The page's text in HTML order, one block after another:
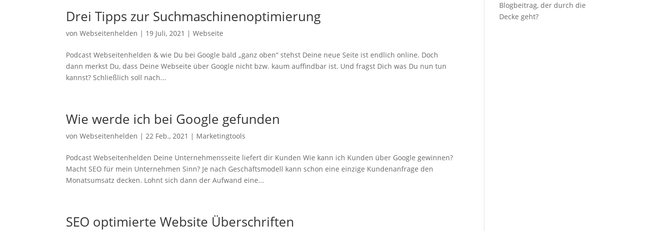
Drei Tipps zur Suchmaschinenoptimierung
vonWebseitenhelden | 19 Juli, 2021 |Webseite
Podcast Webseitenhelden & wie Du bei Google bald „ganz oben“ stehst Deine neue Seite ist endlich online. Doch
dann merkst Du, dass Deine Webseite über Google nicht bzw. kaum auffindbar ist. Und fragst Dich was Du nun tun
kannst? Schließlich soll nach...
Wie werde ich bei Google gefunden
vonWebseitenhelden |22 Feb., 2021 | Marketingtools
Podcast Webseitenhelden Deine Unternehmensseite liefert dir Kunden Wie kann ich Kunden über Google gewinnen?
Macht SEO für mein Unternehmen Sinn? Je nach Geschäftsmodell kann schon eine einzige Kundenanfrage den
Monatsumsatz decken. Lohnt sich dann der Aufwand eine...
SEO optimierte Website Überschriften
Blogbeitrag, der durch die
Decke geht?